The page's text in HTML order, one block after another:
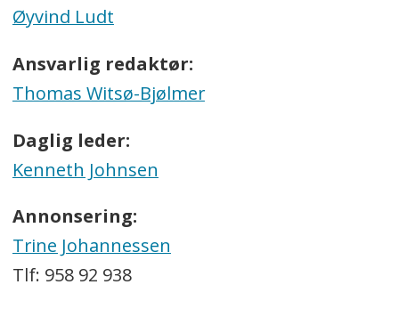
Øyvind Ludt
Ansvarlig redaktør:
Thomas Witsø-Bjølmer
Daglig leder:
Kenneth Johnsen
Annonsering:
Trine Johannessen
Tlf: 958 92 938